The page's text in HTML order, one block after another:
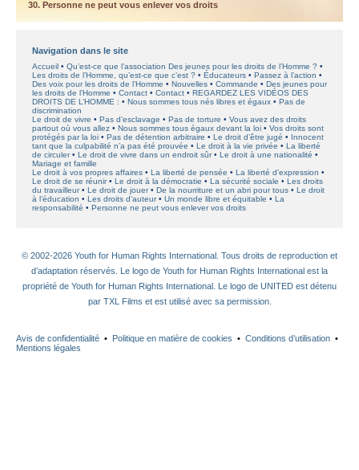
30. Personne ne peut vous enlever vos droits
Navigation dans le site
Accueil
Qu’est-ce que l’association Des jeunes pour les droits de l’Homme ?
Les droits de l’Homme, qu’est-ce que c’est ?
Éducateurs
Passez à l’action
Des voix pour les droits de l’Homme
Nouvelles Commande
Des jeunes pour
les droits de l’Homme
Contact Contact
REGARDEZ LES VIDÉOS DES
DROITS DE L’HOMME :
Nous sommes tous nés libres et égaux
Pas de
discrimination
Le droit de vivre
Pas d’esclavage Pas de torture
Vous avez des droits
partout où vous allez
Nous sommes tous égaux devant la loi
Vos droits sont
protégés par la loi
Pas de détention arbitraire Le droit d’être jugé
Innocent
tant que la culpabilité n’a pas été prouvée
Le droit à la vie privée
La liberté
de circuler
Le droit de vivre dans un endroit sûr
Le droit à une nationalité
Mariage et famille
Le droit à vos propres affaires
La liberté de pensée
La liberté d’expression
Le droit de se réunir
Le droit à la démocratie La sécurité sociale
Les droits
du travailleur
Le droit de jouer De la nourriture et un abri pour tous
Le droit
à l’éducation
Les droits d’auteur Un monde libre et équitable
La
responsabilité
Personne ne peut vous enlever vos droits
© 2002-2026 Youth for Human Rights International. Tous droits de reproduction et
d’adaptation réservés. Le logo de Youth for Human Rights International est la
propriété de Youth for Human Rights International. Le logo de UNITED est détenu
par TXL Films et est utilisé avec sa permission.
Avis de confidentialité • Politique en matière de cookies • Conditions d’utilisation •
Mentions légales